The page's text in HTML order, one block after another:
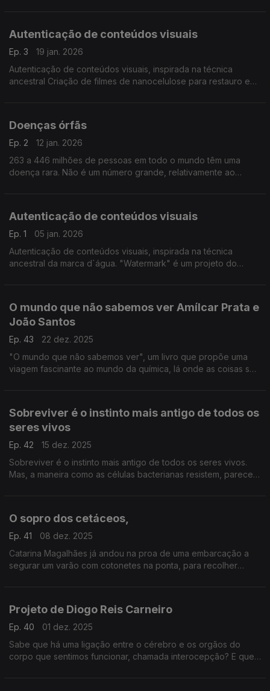
Autenticação de conteúdos visuais
Ep. 3
19 jan. 2026
Autenticação de conteúdos visuais, inspirada na técnica
ancestral Criação de filmes de nanocelulose para restauro e
Doenças órfãs
Ep. 2
12 jan. 2026
263 a 446 milhões de pessoas em todo o mundo têm uma
doença rara. Não é um número grande, relativamente ao
Autenticação de conteúdos visuais
Ep. 1
05 jan. 2026
Autenticação de conteúdos visuais, inspirada na técnica
ancestral da marca d`água. "Watermark" é um projeto do
O mundo que não sabemos ver Amílcar Prata e
João Santos
Ep. 43
22 dez. 2025
"O mundo que não sabemos ver", um livro que propõe uma
viagem fascinante ao mundo da química, lá onde as coisas se
Sobreviver é o instinto mais antigo de todos os
seres vivos
Ep. 42
15 dez. 2025
Sobreviver é o instinto mais antigo de todos os seres vivos.
Mas, a maneira como as células bacterianas resistem, parece
O sopro dos cetáceos,
Ep. 41
08 dez. 2025
Catarina Magalhães já andou na proa de uma embarcação a
segurar um varão com cotonetes na ponta, para recolher
Projeto de Diogo Reis Carneiro
Ep. 40
01 dez. 2025
Sabe que há uma ligação entre o cérebro e os orgãos do
corpo que sentimos funcionar, chamada interocepção? E que